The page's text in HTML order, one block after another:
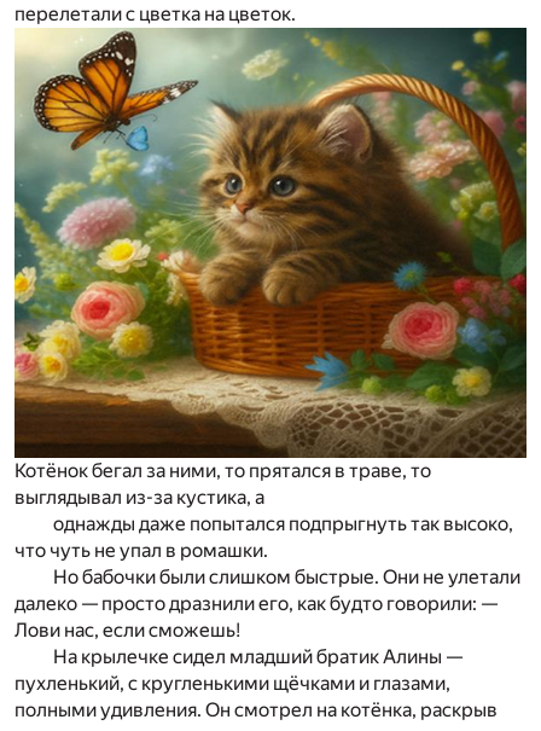
перелетали с цветка на цветок.
Котёнок бегал за ними, то прятался в траве, то
выглядывал из-за кустика, а
однажды даже попытался подпрыгнуть так высоко,
что чуть не упал в ромашки.
Но бабочки были слишком быстрые. Они не улетали
далеко — просто дразнили его, как будто говорили: —
Лови нас, если сможешь!
На крылечке сидел младший братик Алины —
пухленький, с кругленькими щёчками и глазами,
полными удивления. Он смотрел на котёнка, раскрыв